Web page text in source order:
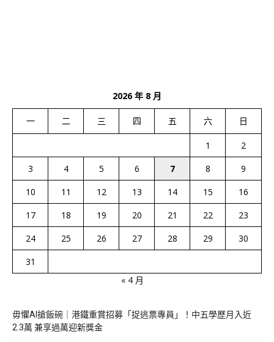
2026 年 8 月
一 二 三 四 五 六 日
1
2
3
4 5 6 7 8
9
10
11 12 13 14 15
16
17
18 19 20 21 22
23
24
25 26 27 28 29
30
31
« 4 月
毋懼AI搶飯碗｜港鐵重賞招募「捉逃票專員」！中五學歷月入近
2.3萬 兼享過萬迎新獎金